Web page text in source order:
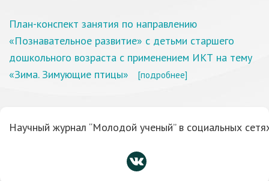
План-конспект занятия по направлению
«Познавательное развитие» с детьми старшего
дошкольного возраста с применением ИКТ на тему
«Зима. Зимующие птицы»
[подробнее]
Научный журнал “Молодой ученый” в социальных